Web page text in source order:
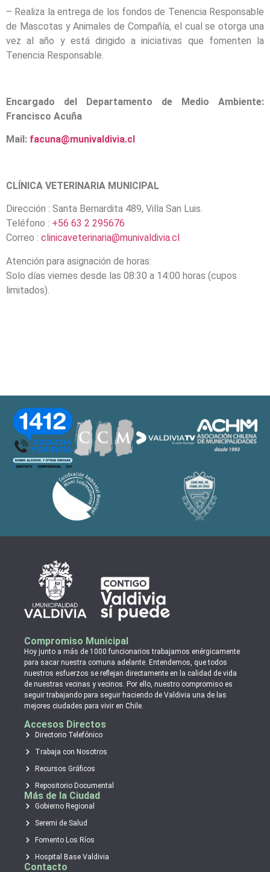
– Realiza la entrega de los fondos de Tenencia Responsable
de Mascotas y Animales de Compañía, el cual se otorga una
vez al año y está dirigido a iniciativas que fomenten la
Tenencia Responsable.
Encargado del Departamento de Medio Ambiente:
Francisco Acuña
Mail: facuna@munivaldivia.cl
CLÍNICA VETERINARIA MUNICIPAL
Dirección : Santa Bernardita 489, Villa San Luis.
Teléfono : +56 63 2 295676
Correo : clinicaveterinaria@munivaldivia.cl
Atención para asignación de horas:
Solo días viernes desde las 08:30 a 14:00 horas (cupos
limitados).
Compromiso Municipal
Hoy junto a más de 1000 funcionarios trabajamos enérgicamente
para sacar nuestra comuna adelante. Entendemos, que todos
nuestros esfuerzos se reflejan directamente en la calidad de vida
de nuestras vecinas y vecinos. Por ello, nuestro compromiso es
seguir trabajando para seguir haciendo de Valdivia una de las
mejores ciudades para vivir en Chile.
Accesos Directos
Directorio Telefónico
Trabaja con Nosotros
Recursos Gráficos
Repositorio Documental
Más de la Ciudad
Gobierno Regional
Seremi de Salud
Fomento Los Ríos
Hospital Base Valdivia
Contacto